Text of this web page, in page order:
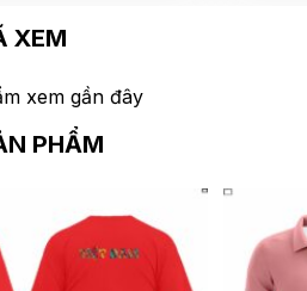
XEM
xem gần đây
PHẨM